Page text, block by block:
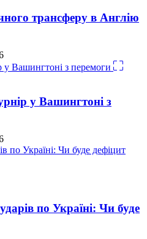
трансферу в Англію
у Вашингтоні з
по Україні: Чи буде